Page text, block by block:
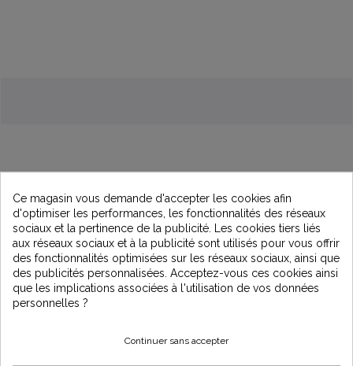
Description
Vanne 6 voies avec manomètre montée en top (dessus).
Base injectée pour une parfaite assise du filtre.
Filtre en polyéthylène soufflé haute densité, résiste aux
Cuve anti-corrosion pour une utilisation sous tout type de
Ce magasin vous demande d'accepter les cookies afin
d'optimiser les performances, les fonctionnalités des réseaux
sociaux et la pertinence de la publicité. Les cookies tiers liés
aux réseaux sociaux et à la publicité sont utilisés pour vous offrir
des fonctionnalités optimisées sur les réseaux sociaux, ainsi que
des publicités personnalisées. Acceptez-vous ces cookies ainsi
que les implications associées à l'utilisation de vos données
personnelles ?
Continuer sans accepter